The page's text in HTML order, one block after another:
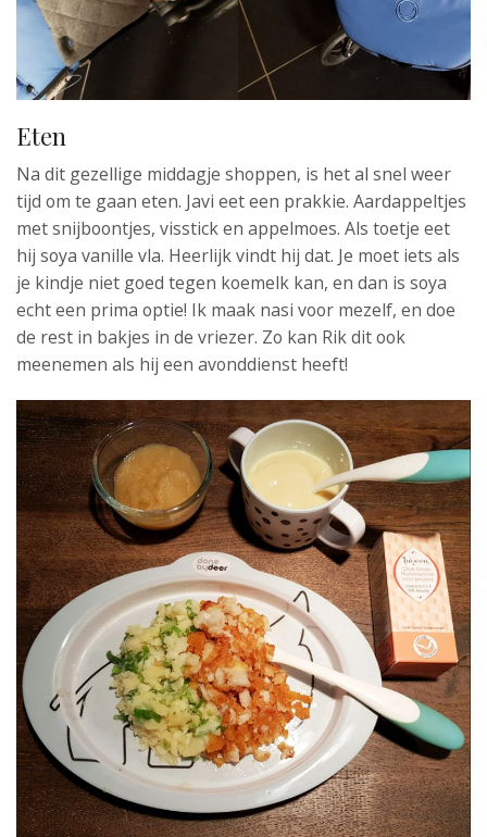
Eten
Na dit gezellige middagje shoppen, is het al snel weer
tijd om te gaan eten. Javi eet een prakkie. Aardappeltjes
met snijboontjes, visstick en appelmoes. Als toetje eet
hij soya vanille vla. Heerlijk vindt hij dat. Je moet iets als
je kindje niet goed tegen koemelk kan, en dan is soya
echt een prima optie! Ik maak nasi voor mezelf, en doe
de rest in bakjes in de vriezer. Zo kan Rik dit ook
meenemen als hij een avonddienst heeft!